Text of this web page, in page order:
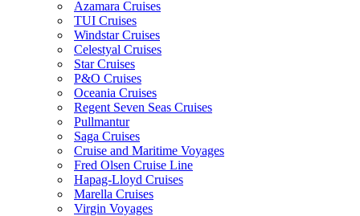
Azamara Cruises
TUI Cruises
Windstar Cruises
Celestyal Cruises
Star Cruises
P&O Cruises
Oceania Cruises
Regent Seven Seas Cruises
Pullmantur
Saga Cruises
Cruise and Maritime Voyages
Fred Olsen Cruise Line
Hapag-Lloyd Cruises
Marella Cruises
Virgin Voyages